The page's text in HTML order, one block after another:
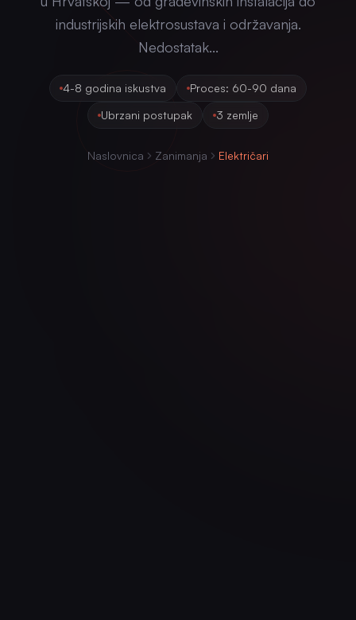
industrijskih elektrosustava i održavanja.
Nedostatak...
4-8 godina iskustva
Proces: 60-90 dana
Ubrzani postupak
3 zemlje
Naslovnica Zanimanja Električari